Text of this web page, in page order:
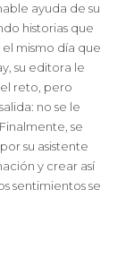
ayuda de su
historias que
mismo día que
su editora le
reto, pero
no se le
se
su asistente
y crear así
sentimientos se